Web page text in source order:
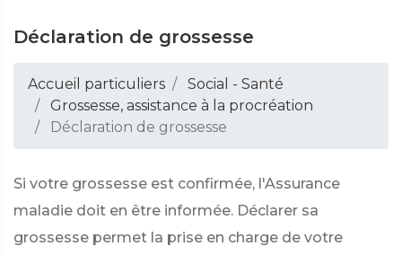
Déclaration de grossesse
Accueil particuliers
Social - Santé
Grossesse, assistance à la procréation
Déclaration de grossesse
Si votre grossesse est confirmée, l'Assurance
maladie doit en être informée. Déclarer sa
grossesse permet la prise en charge de votre